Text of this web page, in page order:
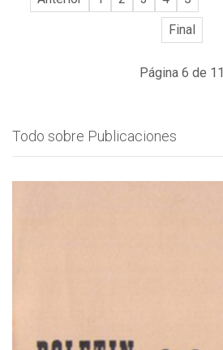
Final
Página 6 de 11
Todo sobre Publicaciones